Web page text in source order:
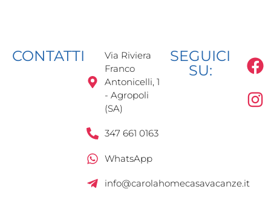
CONTATTI
Via Riviera
Franco
Antonicelli, 1
- Agropoli
(SA)
347 661 0163
WhatsApp
info@carolahomecasavacanze.it
SEGUICI
SU: